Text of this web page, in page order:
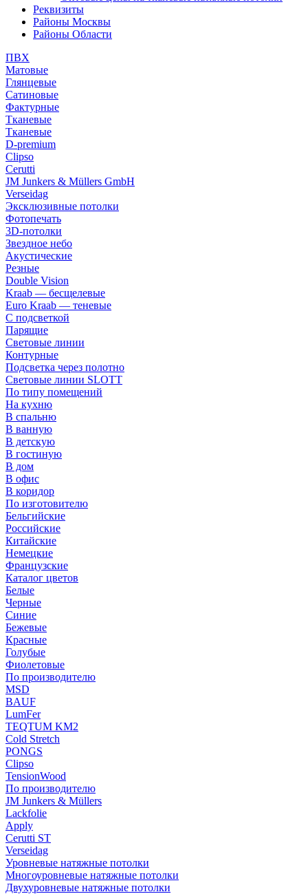
Реквизиты
Районы Москвы
Районы Области
ПВХ
Матовые
Глянцевые
Сатиновые
Фактурные
Тканевые
Тканевые
D-premium
Clipso
Cerutti
JM Junkers & Müllers GmbH
Verseidag
Эксклюзивные потолки
Фотопечать
3D-потолки
Звездное небо
Акустические
Резные
Double Vision
Kraab — бесщелевые
Euro Kraab — теневые
С подсветкой
Парящие
Световые линии
Контурные
Подсветка через полотно
Световые линии SLOTT
По типу помещений
На кухню
В спальню
В ванную
В детскую
В гостиную
В дом
В офис
В коридор
По изготовителю
Бельгийские
Российские
Китайские
Немецкие
Французские
Каталог цветов
Белые
Черные
Синие
Бежевые
Красные
Голубые
Фиолетовые
По производителю
MSD
BAUF
LumFer
TEQTUM KM2
Cold Stretch
PONGS
Clipso
TensionWood
По производителю
JM Junkers & Müllers
Lackfolie
Apply
Cerutti ST
Verseidag
Уровневые натяжные потолки
Многоуровневые натяжные потолки
Двухуровневые натяжные потолки